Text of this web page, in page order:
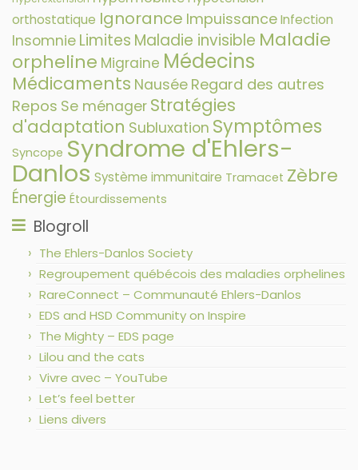
orthostatique Ignorance ImpuissanceInfection
Insomnie Limites Maladie invisible Maladie
orpheline Migraine Médecins
Médicaments Nausée Regard des autres
Repos Se ménager Stratégies
d'adaptation Subluxation Symptômes
Syncope Syndrome d'Ehlers-
Danlos Système immunitaire Tramacet Zèbre
Énergie Étourdissements
Blogroll
The Ehlers-Danlos Society
Regroupement québécois des maladies orphelines
RareConnect – Communauté Ehlers-Danlos
EDS and HSD Community on Inspire
The Mighty – EDS page
Lilou and the cats
Vivre avec – YouTube
Let’s feel better
Liens divers